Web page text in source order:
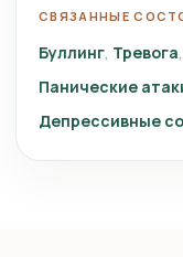
СВЯЗАННЫЕ
Буллинг Тревога
Панические
Депрессивные